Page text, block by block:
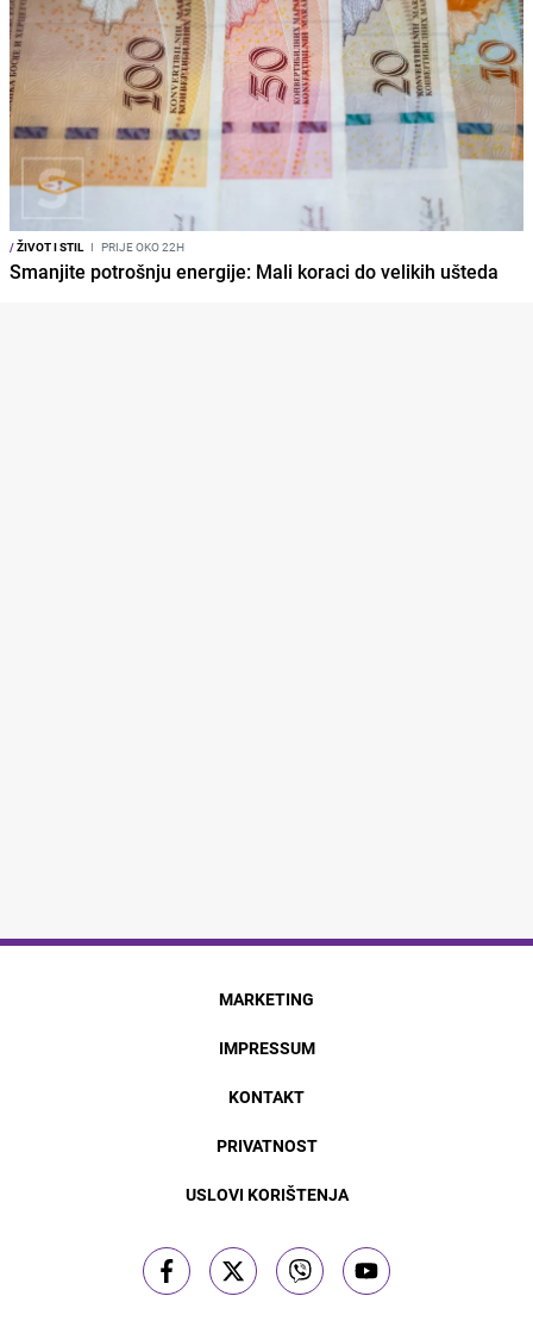
/ŽIVOT I STIL I PRIJE OKO 22H
Smanjite potrošnju energije: Mali koraci do velikih ušteda
MARKETING
IMPRESSUM
KONTAKT
PRIVATNOST
USLOVI KORIŠTENJA